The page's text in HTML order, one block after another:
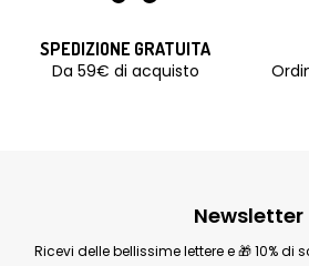
SPEDIZIONE GRATUITA
Da 59€ di acquisto
Newsletter
Ricevi delle bellissime lettere e 🎁 10%